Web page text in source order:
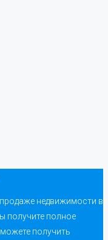
недвижимости в
получите полное
получить